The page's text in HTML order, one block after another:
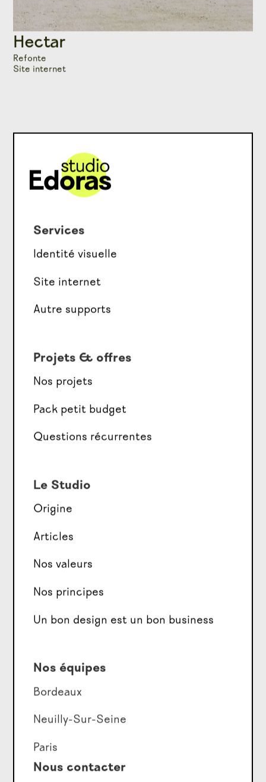
Hectar
Refonte
Site internet
Nos équipes
Bordeaux
Neuilly-Sur-Seine
Paris
Nous contacter
Services
Identité visuelle
Site internet
Autre supports
Projets & offres
Nos projets
Pack petit budget
Questions récurrentes
Le Studio
Origine
Articles
Nos valeurs
Nos principes
Un bon design est un bon business